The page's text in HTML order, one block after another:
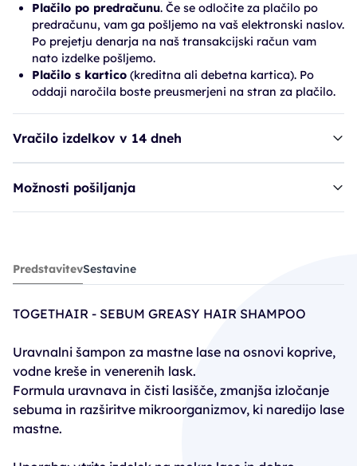
Plačilo po predračunu. Če se odločite za plačilo po
predračunu, vam ga pošljemo na vaš elektronski naslov.
Po prejetju denarja na naš transakcijski račun vam
nato izdelke pošljemo.
Plačilo s kartico (kreditna ali debetna kartica). Po
oddaji naročila boste preusmerjeni na stran za plačilo.
Vračilo izdelkov v 14 dneh
Možnosti pošiljanja
šampon TGH Sebum Greasy Shampoo
15,10€
PredstavitevSestavine
TOGETHAIR - SEBUM GREASY HAIR SHAMPOO
Uravnalni šampon za mastne lase na osnovi koprive,
vodne kreše in venerenih lask.
Formula uravnava in čisti lasišče, zmanjša izločanje
sebuma in razširitve mikroorganizmov, ki naredijo lase
mastne.